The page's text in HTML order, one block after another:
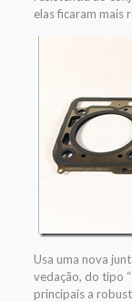
elas ficaram mais
Usa uma nova
vedação, do tipo
principais a